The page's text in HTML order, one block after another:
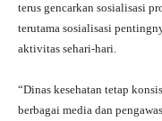
terus gencarkan sosialisasi
terutama sosialisasi
aktivitas sehari-hari.
“Dinas kesehatan tetap
berbagai media dan